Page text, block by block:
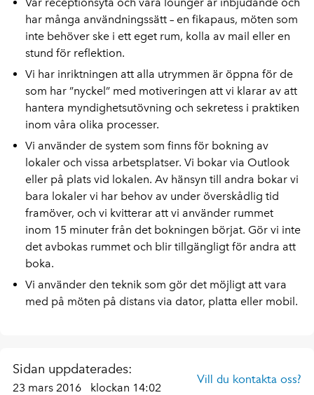
har många användningssätt – en fikapaus, möten som
inte behöver ske i ett eget rum, kolla av mail eller en
stund för reflektion.
Vi har inriktningen att alla utrymmen är öppna för de
som har ”nyckel” med motiveringen att vi klarar av att
hantera myndighetsutövning och sekretess i praktiken
inom våra olika processer.
Vi använder de system som finns för bokning av
lokaler och vissa arbetsplatser. Vi bokar via Outlook
eller på plats vid lokalen. Av hänsyn till andra bokar vi
bara lokaler vi har behov av under överskådlig tid
framöver, och vi kvitterar att vi använder rummet
inom 15 minuter från det bokningen börjat. Gör vi inte
det avbokas rummet och blir tillgängligt för andra att
boka.
Vi använder den teknik som gör det möjligt att vara
med på möten på distans via dator, platta eller mobil.
Sidan uppdaterades:
23 mars 2016 klockan 14:02
Vill du kontakta oss?